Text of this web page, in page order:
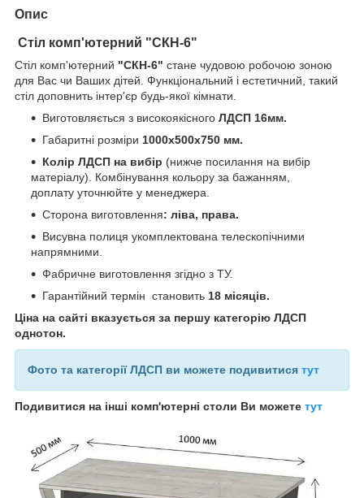
Опис
Стіл комп'ютерний "СКН-6"
Стіл комп'ютерний "СКН-6" стане чудовою робочою зоною
для Вас чи Ваших дітей. Функціональний і естетичний, такий
стіл доповнить інтер'єр будь-якої кімнати.
Виготовляється з високоякісного ЛДСП 16мм.
Габаритні розміри 1000х500х750 мм.
Колір ЛДСП на вибір (нижче посилання на вибір
матеріалу). Комбінування кольору за бажанням,
доплату уточнюйте у менеджера.
Сторона виготовлення: ліва, права.
Висувна полиця укомплектована телескопічними
напрямними.
Фабричне виготовлення згідно з ТУ.
Гарантійний термін становить 18 місяців.
Ціна на сайті вказується за першу категорію ЛДСП
однотон.
Фото та категорії ЛДСП ви можете подивитися тут
Подивитися на інші комп'ютерні столи Ви можете тут